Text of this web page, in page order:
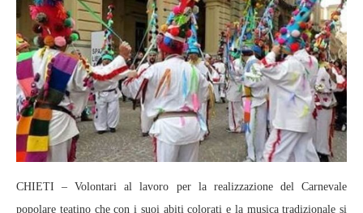
CHIETI – Volontari al lavoro per la realizzazione del Carnevale
popolare teatino che con i suoi abiti colorati e la musica tradizionale si